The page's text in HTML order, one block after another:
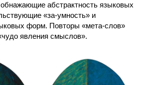
абстрактность языковых
«за-умность» и
форм. Повторы «мета-слов»
явления смыслов».